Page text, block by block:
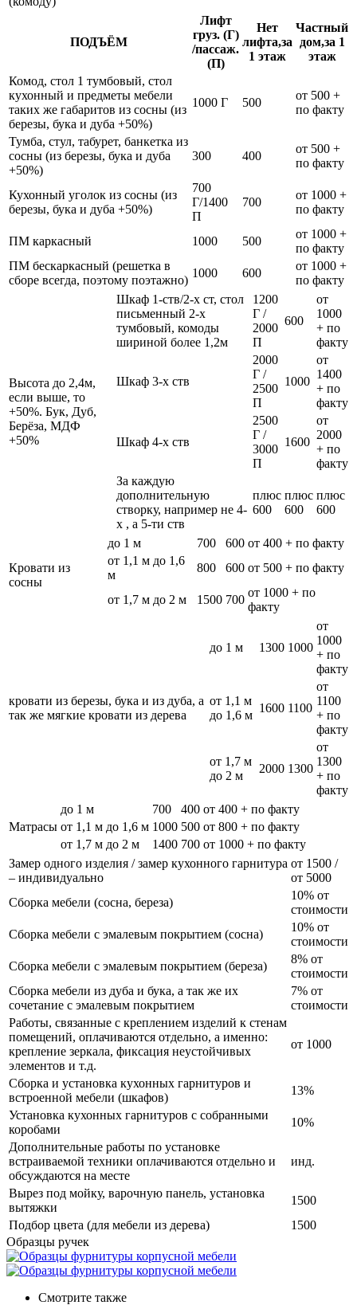
ПОДЪЁМ
Лифт
груз. (Г)
/пассаж.
(П)
Нет
лифта,за
1 этаж
Частный
дом,за 1
этаж
Комод, стол 1 тумбовый, стол
кухонный и предметы мебели
таких же габаритов из сосны (из
березы, бука и дуба +50%)
1000 Г 500
от 500 +
по факту
Тумба, стул, табурет, банкетка из
сосны (из березы, бука и дуба
+50%)
300 400
от 500 +
по факту
Кухонный уголок из сосны (из
березы, бука и дуба +50%)
700
Г/1400
П
700
от 1000 +
по факту
ПМ каркасный 1000 500
от 1000 +
по факту
ПМ бескаркасный (решетка в
сборе всегда, поэтому поэтажно)
1000 600
от 1000 +
по факту
Высота до 2,4м,
если выше, то
+50%. Бук, Дуб,
Берёза, МДФ
+50%
Шкаф 1-ств/2-х ст, стол
письменный 2-х
тумбовый, комоды
шириной более 1,2м
1200
Г /
2000
П
600
от
1000
+ по
факту
Шкаф 3-х ств
2000
Г /
2500
П
1000
от
1400
+ по
факту
Шкаф 4-х ств
2500
Г /
3000
П
1600
от
2000
+ по
факту
За каждую
дополнительную
створку, например не 4-
х , а 5-ти ств
плюс
600
плюс
600
плюс
600
Кровати из
сосны
до 1 м 700 600 от 400 + по факту
от 1,1 м до 1,6
м
800 600 от 500 + по факту
от 1,7 м до 2 м 1500 700
от 1000 + по
факту
кровати из березы, бука и из дуба, а
так же мягкие кровати из дерева
до 1 м 1300 1000
от
1000
+ по
факту
от 1,1 м
до 1,6 м
1600 1100
от
1100
+ по
факту
от 1,7 м
до 2 м
2000 1300
от
1300
+ по
факту
Матрасы
до 1 м 700 400 от 400 + по факту
от 1,1 м до 1,6 м 1000 500 от 800 + по факту
от 1,7 м до 2 м
1400 700 от 1000 + по факту
Замер одного изделия / замер кухонного гарнитура
– индивидуально
от 1500 /
от 5000
Сборка мебели (сосна, береза)
10% от
стоимости
Сборка мебели с эмалевым покрытием (сосна)
10% от
стоимости
Сборка мебели с эмалевым покрытием (береза)
8% от
стоимости
Сборка мебели из дуба и бука, а так же их
сочетание с эмалевым покрытием
7% от
стоимости
Работы, связанные с креплением изделий к стенам
помещений, оплачиваются отдельно, а именно:
крепление зеркала, фиксация неустойчивых
элементов и т.д.
от 1000
Сборка и установка кухонных гарнитуров и
встроенной мебели (шкафов)
13%
Установка кухонных гарнитуров с собранными
коробами
10%
Дополнительные работы по установке
встраиваемой техники оплачиваются отдельно и
обсуждаются на месте
инд.
Вырез под мойку, варочную панель, установка
вытяжки
1500
Подбор цвета (для мебели из дерева)
1500
Образцы ручек
Смотрите также